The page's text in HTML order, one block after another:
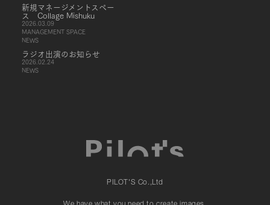
新規マネージメントスペー
ス Collage Mishuku
2026.03.09
MANAGEMENT SPACE
NEWS
ラジオ出演のお知らせ
2026.02.24
NEWS
PILOT'S Co.,Ltd